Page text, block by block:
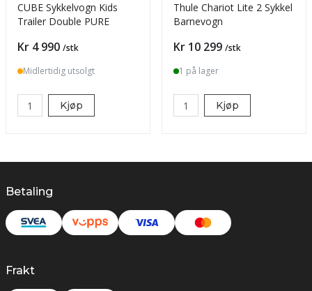
CUBE Sykkelvogn Kids
Trailer Double PURE
Pris
Kr 4 990 /stk
Midlertidig utsolgt
Kjøp
Thule Chariot Lite 2 Sykkel
Barnevogn
Pris
Kr 10 299 /stk
1 på lager
Kjøp
Betaling
Frakt